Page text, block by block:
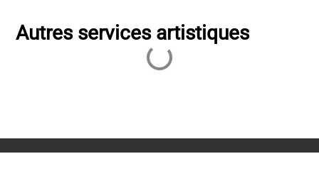
Autres services artistiques